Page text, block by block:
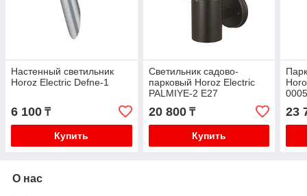
Настенный светильник
Horoz Electric Defne-1
6 100 ₸
Купить
Светильник садово-
парковый Horoz Electric
PALMIYE-2 Е27
настенный, черный
20 800₸
Купить
23
О нас